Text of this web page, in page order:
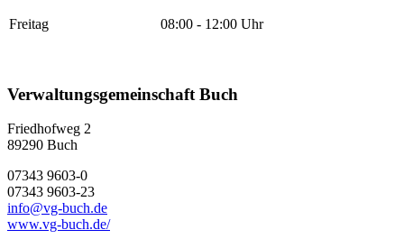
Freitag 08:00 - 12:00 Uhr
Verwaltungsgemeinschaft Buch
Friedhofweg 2
89290 Buch
07343 9603-0
07343 9603-23
info@vg-buch.de
www.vg-buch.de/